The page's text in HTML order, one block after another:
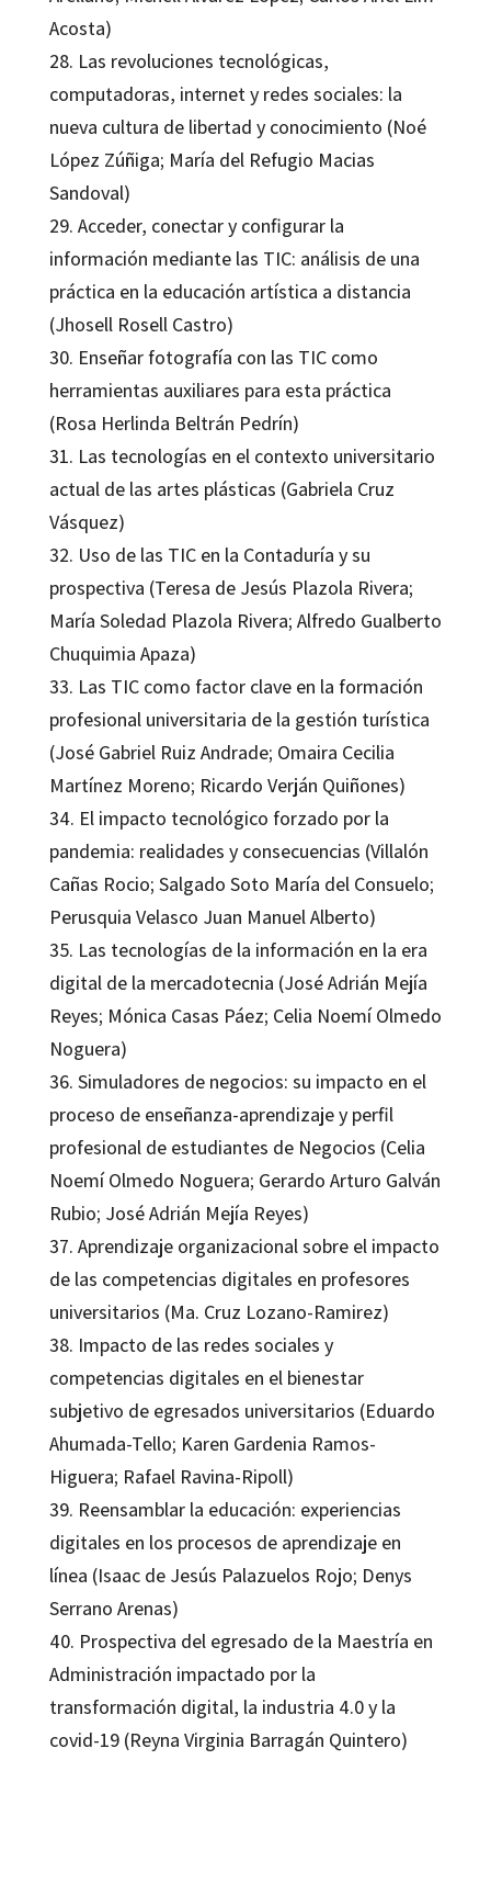
Acosta)
28. Las revoluciones tecnológicas,
computadoras, internet y redes sociales: la
nueva cultura de libertad y conocimiento (Noé
López Zúñiga; María del Refugio Macias
Sandoval)
29. Acceder, conectar y configurar la
información mediante las TIC: análisis de una
práctica en la educación artística a distancia
(Jhosell Rosell Castro)
30. Enseñar fotografía con las TIC como
herramientas auxiliares para esta práctica
(Rosa Herlinda Beltrán Pedrín)
31. Las tecnologías en el contexto universitario
actual de las artes plásticas (Gabriela Cruz
Vásquez)
32. Uso de las TIC en la Contaduría y su
prospectiva (Teresa de Jesús Plazola Rivera;
María Soledad Plazola Rivera; Alfredo Gualberto
Chuquimia Apaza)
33. Las TIC como factor clave en la formación
profesional universitaria de la gestión turística
(José Gabriel Ruiz Andrade; Omaira Cecilia
Martínez Moreno; Ricardo Verján Quiñones)
34. El impacto tecnológico forzado por la
pandemia: realidades y consecuencias (Villalón
Cañas Rocio; Salgado Soto María del Consuelo;
Perusquia Velasco Juan Manuel Alberto)
35. Las tecnologías de la información en la era
digital de la mercadotecnia (José Adrián Mejía
Reyes; Mónica Casas Páez; Celia Noemí Olmedo
Noguera)
36. Simuladores de negocios: su impacto en el
proceso de enseñanza-aprendizaje y perfil
profesional de estudiantes de Negocios (Celia
Noemí Olmedo Noguera; Gerardo Arturo Galván
Rubio; José Adrián Mejía Reyes)
37. Aprendizaje organizacional sobre el impacto
de las competencias digitales en profesores
universitarios (Ma. Cruz Lozano-Ramirez)
38. Impacto de las redes sociales y
competencias digitales en el bienestar
subjetivo de egresados universitarios (Eduardo
Ahumada-Tello; Karen Gardenia Ramos-
Higuera; Rafael Ravina-Ripoll)
39. Reensamblar la educación: experiencias
digitales en los procesos de aprendizaje en
línea (Isaac de Jesús Palazuelos Rojo; Denys
Serrano Arenas)
40. Prospectiva del egresado de la Maestría en
Administración impactado por la
transformación digital, la industria 4.0 y la
covid-19 (Reyna Virginia Barragán Quintero)